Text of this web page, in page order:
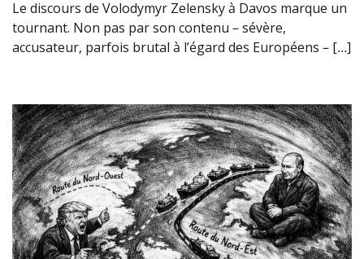
Le discours de Volodymyr Zelensky à Davos marque un
tournant. Non pas par son contenu – sévère,
accusateur, parfois brutal à l’égard des Européens – […]